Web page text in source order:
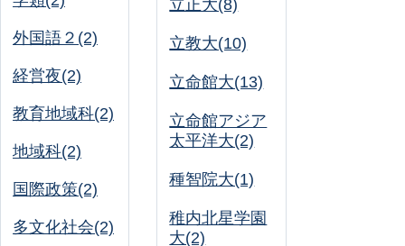
外国語２(2)
経営夜(2)
教育地域科(2)
地域科(2)
国際政策(2)
多文化社会(2)
立正大(8)
立教大(10)
立命館大(13)
立命館アジア
太平洋大(2)
種智院大(1)
稚内北星学園
大(2)